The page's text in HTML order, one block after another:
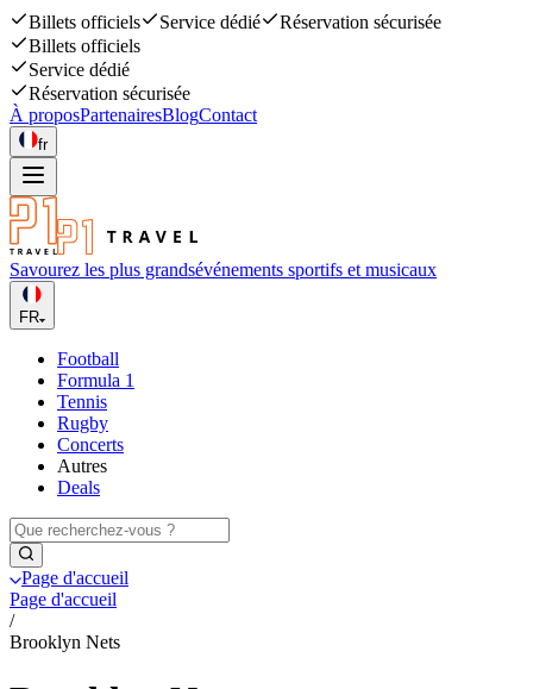
Billets officiels Service dédié
Réservation sécurisée
Billets officiels
Service dédié
Réservation sécurisée
À proposPartenairesBlogContact
fr
Savourez les plus grandsévénements sportifs et musicaux
FR
Football
Formula 1
Tennis
Rugby
Concerts
Autres
Deals
Page d'accueil
Page d'accueil
/
Brooklyn Nets